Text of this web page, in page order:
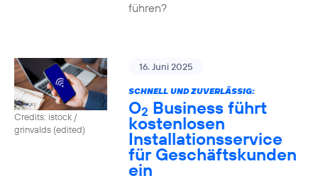
führen?
Credits: istock /
grinvalds (edited)
16. Juni 2025
SCHNELL UND ZUVERLÄSSIG:
O2 Business führt
kostenlosen
Installationsservice
für Geschäftskunden
ein